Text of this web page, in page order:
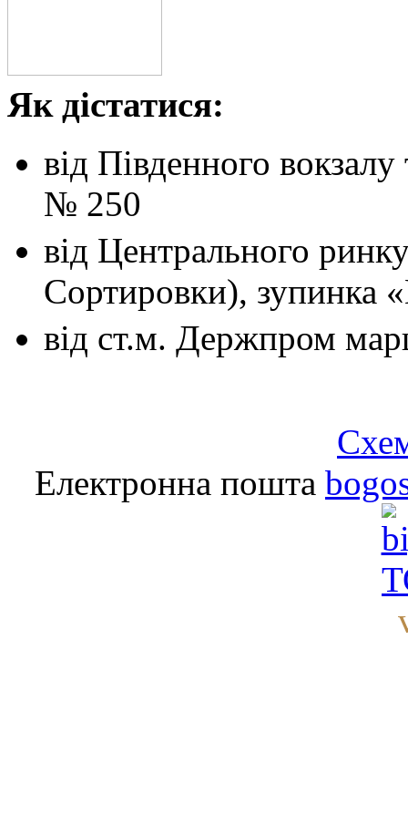
Як дістатися:
від Південного вокзалу
№ 250
від Центрального
Сортировки), зупинка
від ст.м. Держпром
Електронна пошта